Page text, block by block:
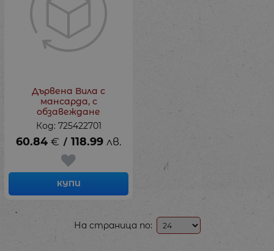
Дървена Вила с
мансарда, с
обзавеждане
Код: 725422701
60.84 € / 118.99 лв.
КУПИ
На страница по: